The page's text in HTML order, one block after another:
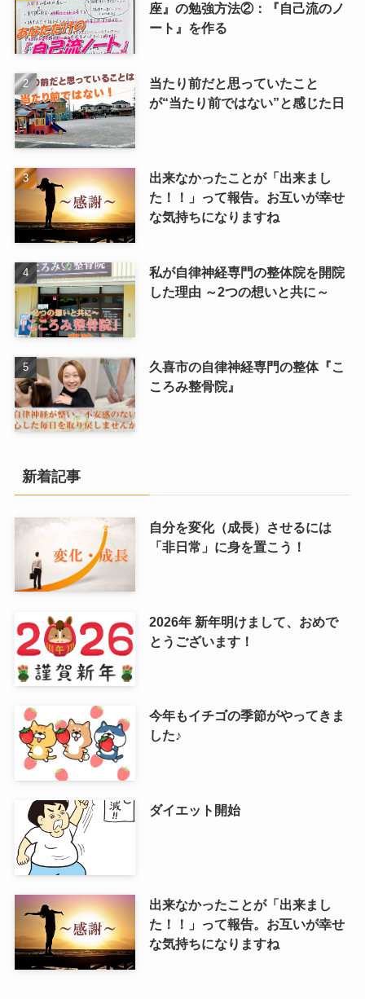
座』の勉強方法②：『自己流のノ
ート』を作る
当たり前だと思っていたこと
が“当たり前ではない”と感じた日
出来なかったことが「出来まし
た！！」って報告。お互いが幸せ
な気持ちになりますね
私が自律神経専門の整体院を開院
した理由 ～2つの想いと共に～
久喜市の自律神経専門の整体『こ
ころみ整骨院』
新着記事
自分を変化（成長）させるには
「非日常」に身を置こう！
2026年 新年明けまして、おめで
とうございます！
今年もイチゴの季節がやってきま
した♪
ダイエット開始
出来なかったことが「出来まし
た！！」って報告。お互いが幸せ
な気持ちになりますね